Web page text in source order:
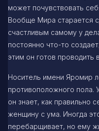
может почувствовать
Вообще Мира старается
счастливым самому у
постоянно что-то
этим он готов проводить
Носитель имени Яромир
противоположного пола.
он знает, как правильно
женщину с ума. Иногда
перебарщивает, но ему